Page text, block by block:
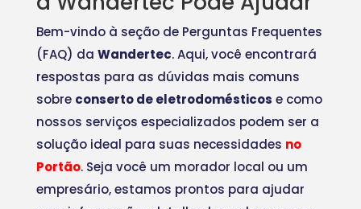
Bem-vindo à seção de Perguntas Frequentes
(FAQ) da Wandertec. Aqui, você encontrará
respostas para as dúvidas mais comuns
sobre conserto de eletrodomésticos e como
nossos serviços especializados podem ser a
solução ideal para suas necessidades no
Portão. Seja você um morador local ou um
empresário, estamos prontos para ajudar